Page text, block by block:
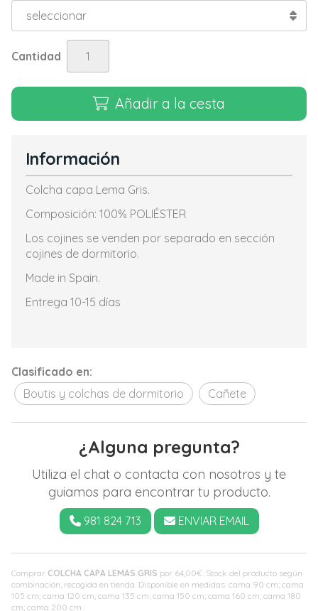
Cantidad
Añadir a la cesta
Comprar COLCHA CAPA LEMAS GRIS por 64,00€ . Stock del producto según
combinación, recogida en tienda. Disponible en medidas: cama 90 cm; cama
105 cm; cama 120 cm; cama 135 cm; cama 150 cm; cama 160 cm; cama 180
cm; cama 200 cm.
Información
Colcha capa Lema Gris.
Composición: 100% POLIÉSTER
Los cojines se venden por separado en sección
cojines de dormitorio.
Made in Spain.
Entrega 10-15 días
Clasificado en:
Boutis y colchas de dormitorio
Cañete
¿Alguna pregunta?
Utiliza el chat o contacta con nosotros y te
guiamos para encontrar tu producto.
981 824 713 ENVIAR EMAIL